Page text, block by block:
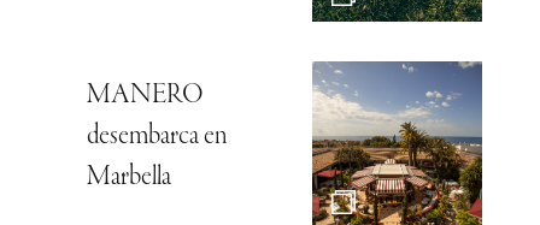
MANERO
desembarca en
Marbella